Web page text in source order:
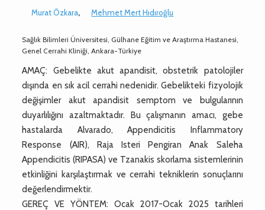
Murat Özkara, Mehmet Mert Hıdıroğlu
Sağlık Bilimleri Üniversitesi, Gülhane Eğitim ve Araştırma Hastanesi,
Genel Cerrahi Kliniği, Ankara-Türkiye
AMAÇ: Gebelikte akut apandisit, obstetrik patolojiler
dışında en sık acil cerrahi nedenidir. Gebelikteki fizyolojik
değişimler akut apandisit semptom ve bulgularının
duyarlılığını azaltmaktadır. Bu çalışmanın amacı, gebe
hastalarda Alvarado, Appendicitis Inflammatory
Response (AIR), Raja Isteri Pengiran Anak Saleha
Appendicitis (RIPASA) ve Tzanakis skorlama sistemlerinin
etkinliğini karşılaştırmak ve cerrahi tekniklerin sonuçlarını
değerlendirmektir.
GEREÇ VE YÖNTEM: Ocak 2017-Ocak 2025 tarihleri